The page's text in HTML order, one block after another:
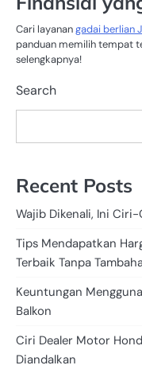
Cari layanangadai berlian
panduan memilih tempat
selengkapnya!
Search
Recent Posts
Wajib Dikenali, Ini
Tips Mendapatkan
Terbaik Tanpa
Keuntungan
Balkon
Ciri Dealer Motor
Diandalkan